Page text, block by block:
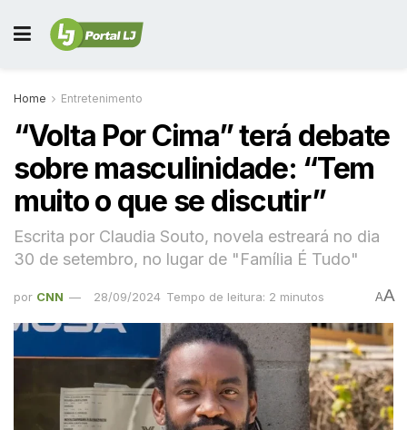
Home Entretenimento
“Volta Por Cima” terá debate
sobre masculinidade: “Tem
muito o que se discutir”
Escrita por Claudia Souto, novela estreará no dia
30 de setembro, no lugar de "Família É Tudo"
por CNN 28/09/2024 Tempo de leitura: 2 minutos AA